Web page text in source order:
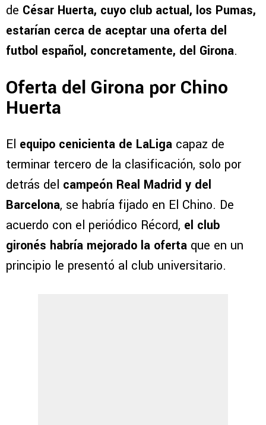
de César Huerta, cuyo club actual, los Pumas,
estarían cerca de aceptar una oferta del
futbol español, concretamente, del Girona.
Oferta del Girona por Chino
Huerta
El equipo cenicienta de LaLiga capaz de
terminar tercero de la clasificación, solo por
detrás del campeón Real Madrid y del
Barcelona, se habría fijado en El Chino. De
acuerdo con el periódico Récord, el club
gironés habría mejorado la oferta que en un
principio le presentó al club universitario.